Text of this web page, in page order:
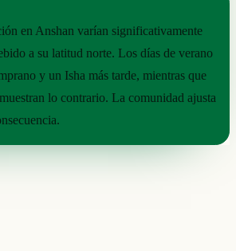
en Anshan varían significativamente
a su latitud norte. Los días de verano
y un Isha más tarde, mientras que
lo contrario. La comunidad ajusta